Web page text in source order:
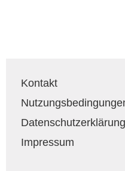
Kontakt
Datenschutzerklärung
Impressum